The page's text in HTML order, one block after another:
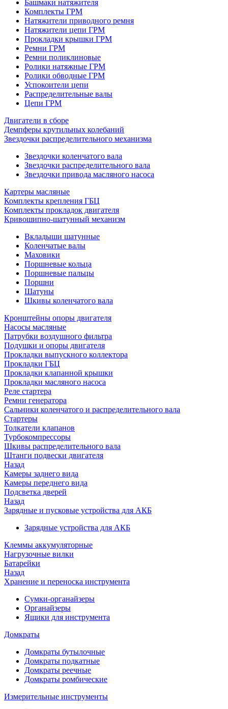
Башмаки натяжителя
Комплекты ГРМ
Натяжители приводного ремня
Натяжители цепи ГРМ
Прокладки крышки ГРМ
Ремни ГРМ
Ремни поликлиновые
Ролики натяжные ГРМ
Ролики обводные ГРМ
Успокоители цепи
Распределительные валы
Цепи ГРМ
Двигатели в сборе
Демпферы крутильных колебаний
Звездочки распределительного механизма
Звездочки коленчатого вала
Звездочки распределительного вала
Звездочки привода масляного насоса
Картеры масляные
Комплекты крепления ГБЦ
Комплекты прокладок двигателя
Кривошипно-шатунный механизм
Вкладыши шатунные
Коленчатые валы
Маховики
Поршневые кольца
Поршневые пальцы
Поршни
Шатуны
Шкивы коленчатого вала
Кронштейны опоры двигателя
Насосы масляные
Патрубки воздушного фильтра
Подушки и опоры двигателя
Прокладки выпускного коллектора
Прокладки ГБЦ
Прокладки клапанной крышки
Прокладки масляного насоса
Реле стартера
Ремни генератора
Сальники коленчатого и распределительного вала
Стартеры
Толкатели клапанов
Турбокомпрессоры
Шкивы распределительного вала
Штанги подвески двигателя
Назад
Камеры заднего вида
Камеры переднего вида
Подсветка дверей
Назад
Зарядные и пусковые устройства для АКБ
Зарядные устройства для АКБ
Клеммы аккумуляторные
Нагрузочные вилки
Батарейки
Назад
Хранение и переноска инструмента
Сумки-органайзеры
Органайзеры
Ящики для инструмента
Домкраты
Домкраты бутылочные
Домкраты подкатные
Домкраты реечные
Домкраты ромбические
Измерительные инструменты